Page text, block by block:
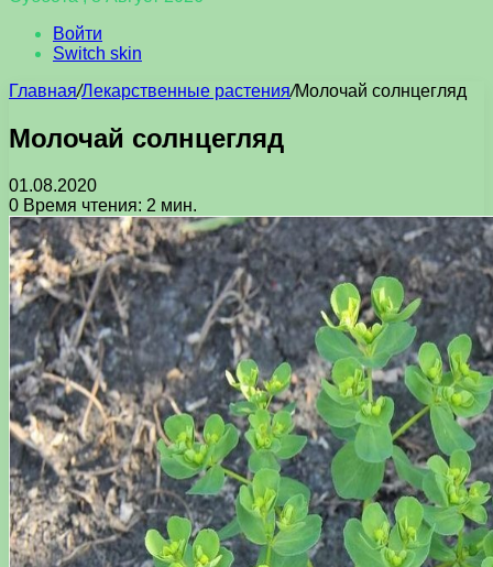
Войти
Switch skin
Главная/Лекарственные растения/Молочай солнцегляд
Молочай солнцегляд
01.08.2020
0 Время чтения: 2 мин.